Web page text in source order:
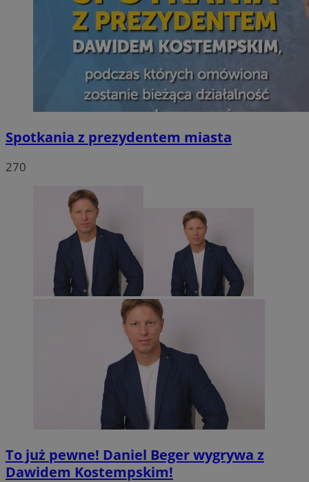
Spotkania z prezydentem miasta
270
To już pewne! Daniel Beger wygrywa z
Dawidem Kostempskim!